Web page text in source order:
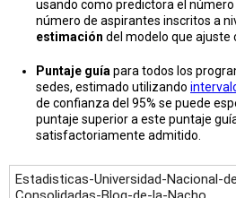
usando como predictora el número
número de aspirantes inscritos a
estimación del modelo que ajuste
Puntaje guía para todos los
sedes, estimado utilizando
de confianza del 95% se puede
puntaje superior a este puntaje
satisfactoriamente admitido.